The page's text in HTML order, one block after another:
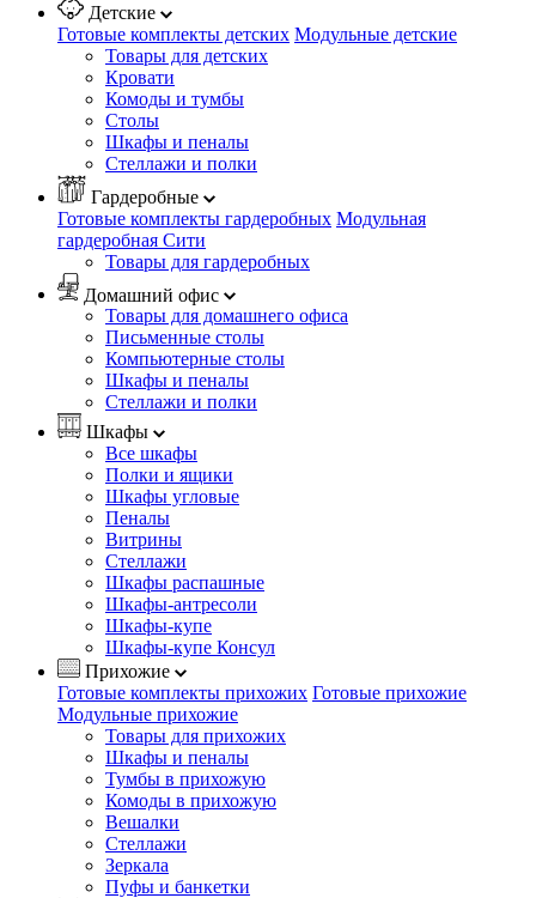
Детские
Готовые комплекты детских Модульные детские
Товары для детских
Кровати
Комоды и тумбы
Столы
Шкафы и пеналы
Стеллажи и полки
Гардеробные
Готовые комплекты гардеробных Модульная
гардеробная Сити
Товары для гардеробных
Домашний офис
Товары для домашнего офиса
Письменные столы
Компьютерные столы
Шкафы и пеналы
Стеллажи и полки
Шкафы
Все шкафы
Полки и ящики
Шкафы угловые
Пеналы
Витрины
Стеллажи
Шкафы распашные
Шкафы-антресоли
Шкафы-купе
Шкафы-купе Консул
Прихожие
Готовые комплекты прихожих Готовые прихожие
Модульные прихожие
Товары для прихожих
Шкафы и пеналы
Тумбы в прихожую
Комоды в прихожую
Вешалки
Стеллажи
Зеркала
Пуфы и банкетки